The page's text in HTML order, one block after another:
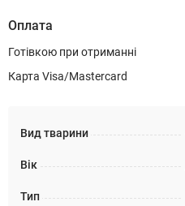
Оплата
Готівкою при отриманні
Карта Visa/Mastercard
Вид тварини
Вік
Тип